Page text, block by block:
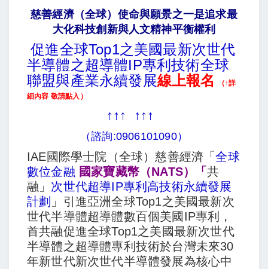
慈善經濟（全球）使命與願景之一是追求最
大化科技創新與人文精神平衡權利
促進全球Top1之美國最新次世代
半導體之超導體IP專利技術全球
聯盟與產業永續發展線上報名
（↑詳
細內容 敬請點入）
↑↑↑ ↑↑↑
（諮詢:0906101090）
IAE國際學士院（全球）慈善經濟「全球
數位金融 國家寶藏幣（NATS）「共
融」 次世代超導IP專利高技術永續發展
計劃 」引進亞洲全球Top1之美國最新次
世代半導體超導體數百個美國IP專利，
首共融促進全球Top1之美國最新次世代
半導體之超導體專利技術於台灣未來30
年新世代新次世代半導體發展為核心中